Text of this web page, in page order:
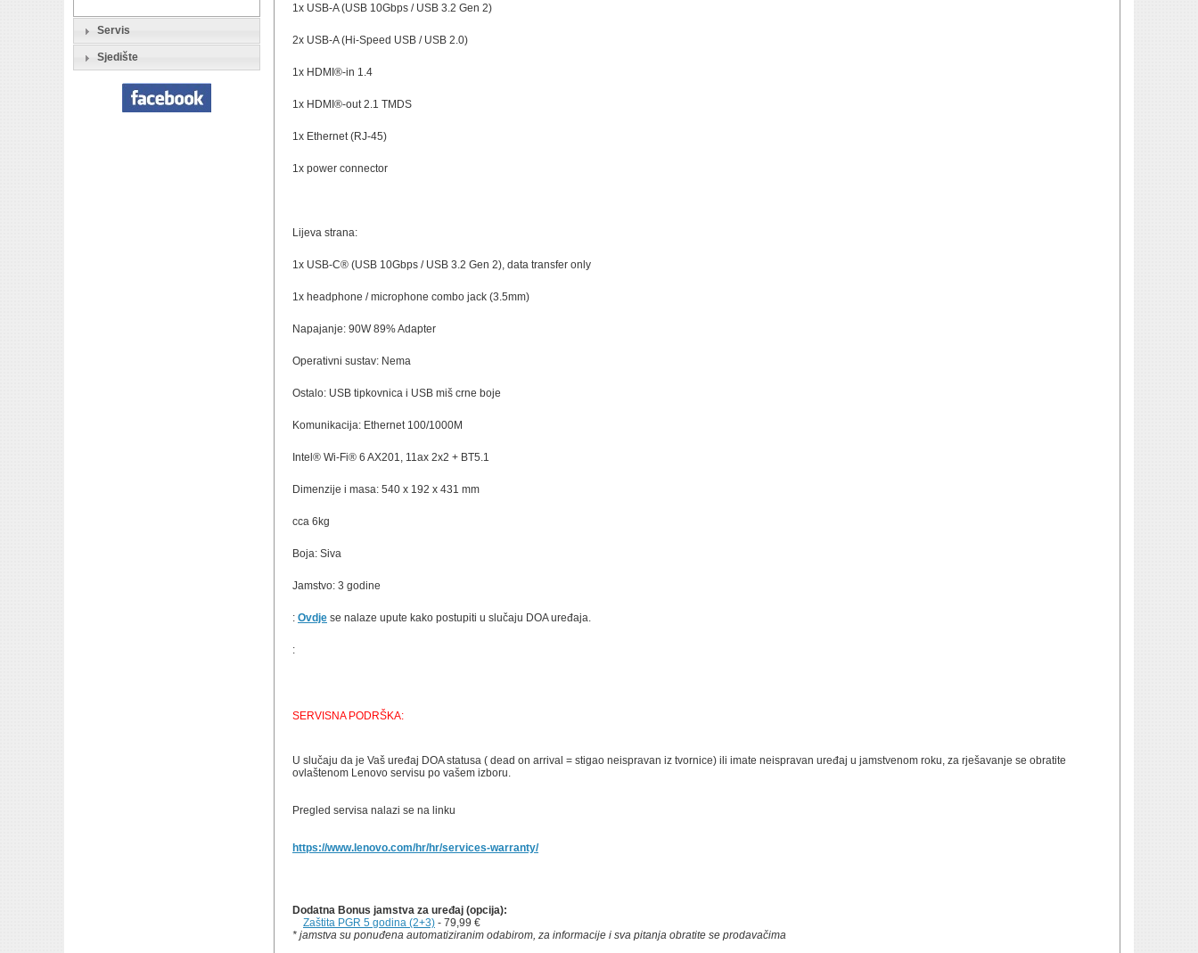
Servis
Sjedište
1x USB-A (USB 10Gbps / USB 3.2 Gen 2)
2x USB-A (Hi-Speed USB / USB 2.0)
1x HDMI®-in 1.4
1x HDMI®-out 2.1 TMDS
1x Ethernet (RJ-45)
1x power connector
Lijeva strana:
1x USB-C® (USB 10Gbps / USB 3.2 Gen 2), data transfer only
1x headphone / microphone combo jack (3.5mm)
Napajanje: 90W 89% Adapter
Operativni sustav: Nema
Ostalo: USB tipkovnica i USB miš crne boje
Komunikacija: Ethernet 100/1000M
Intel® Wi-Fi® 6 AX201, 11ax 2x2 + BT5.1
Dimenzije i masa: 540 x 192 x 431 mm
cca 6kg
Boja: Siva
Jamstvo: 3 godine
: Ovdje se nalaze upute kako postupiti u slučaju DOA uređaja.
:
SERVISNA PODRŠKA:
U slučaju da je Vaš uređaj DOA statusa ( dead on arrival = stigao neispravan iz tvornice) ili imate neispravan uređaj u jamstvenom roku, za rješavanje se obratite
ovlaštenom Lenovo servisu po vašem izboru.
Pregled servisa nalazi se na linku
https://www.lenovo.com/hr/hr/services-warranty/
Dodatna Bonus jamstva za uređaj (opcija):
Zaštita PGR 5 godina (2+3) - 79,99 €
* jamstva su ponuđena automatiziranim odabirom, za informacije i sva pitanja obratite se prodavačima